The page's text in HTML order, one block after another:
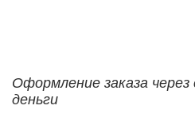
Оформление заказа
деньги